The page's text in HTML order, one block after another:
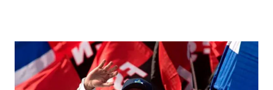
содержимому
WordPress